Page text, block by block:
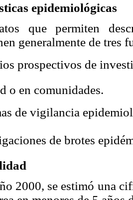
epidemiológicas
que permiten
generalmente de tres
prospectivos de
o en comunidades.
de vigilancia
de brotes
2000, se estimó una